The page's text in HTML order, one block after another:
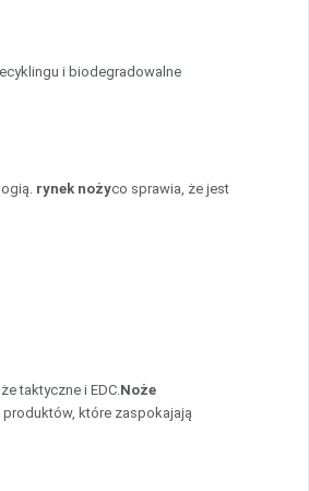
i biodegradowalne
rynek nożyco sprawia, że jest
taktyczne i EDC.Noże
które zaspokajają